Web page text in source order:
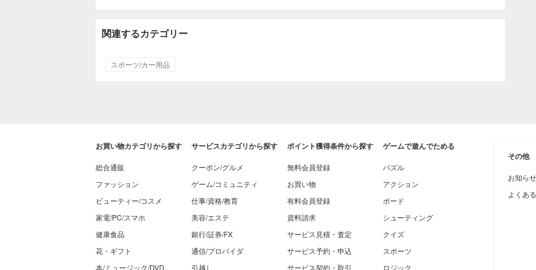
関連するカテゴリー
スポーツ/カー用品
お買い物カテゴリから探す
総合通販
ファッション
ビューティー/コスメ
家電/PC/スマホ
健康食品
花・ギフト
本/ミュージック/DVD
サービスカテゴリから探す
クーポン/グルメ
ゲーム/コミュニティ
仕事/資格/教育
美容/エステ
銀行/証券/FX
通信/プロバイダ
引越し
ポイント獲得条件から探す
無料会員登録
お買い物
有料会員登録
資料請求
サービス見積・査定
サービス予約・申込
サービス契約・取引
ゲームで遊んでためる
パズル
アクション
ボード
シューティング
クイズ
スポーツ
ロジック
その他
お知らせ
よくあ